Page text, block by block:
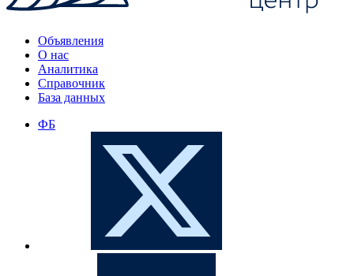
Объявления
О нас
Аналитика
Справочник
База данных
ФБ